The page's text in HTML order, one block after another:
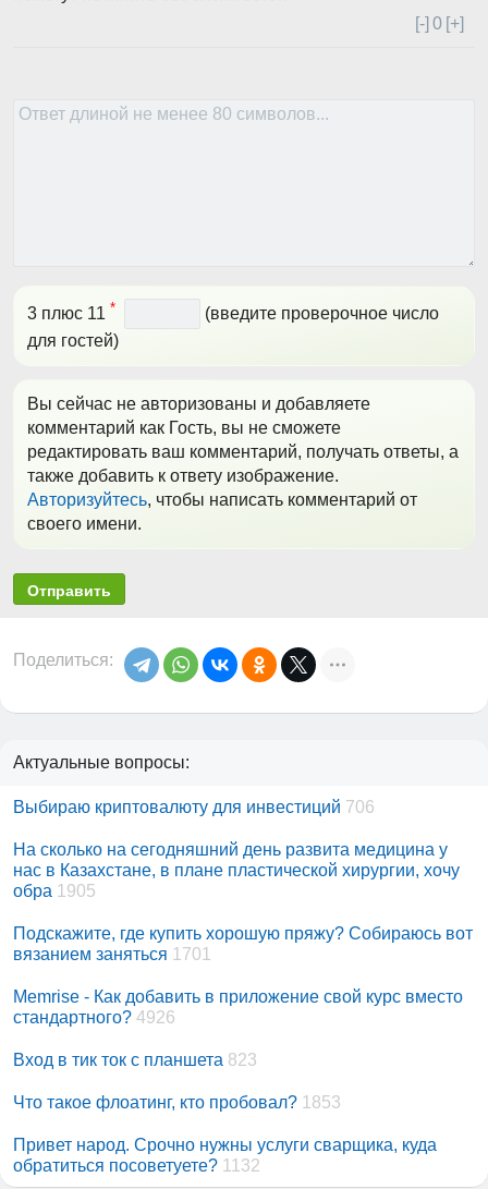
[-] 0 [+]
3 плюс 11 *
(введите проверочное число
для гостей)
Вы сейчас не авторизованы и добавляете
комментарий как Гость, вы не сможете
редактировать ваш комментарий, получать ответы, а
также добавить к ответу изображение.
Авторизуйтесь, чтобы написать комментарий от
своего имени.
Отправить
Поделиться:
Актуальные вопросы:
Выбираю криптовалюту для инвестиций 706
На сколько на сегодняшний день развита медицина у
нас в Казахстане, в плане пластической хирургии, хочу
обра 1905
Подскажите, где купить хорошую пряжу? Собираюсь вот
вязанием заняться 1701
Memrise - Как добавить в приложение свой курс вместо
стандартного? 4926
Вход в тик ток с планшета 823
Что такое флоатинг, кто пробовал? 1853
Привет народ. Срочно нужны услуги сварщика, куда
обратиться посоветуете? 1132